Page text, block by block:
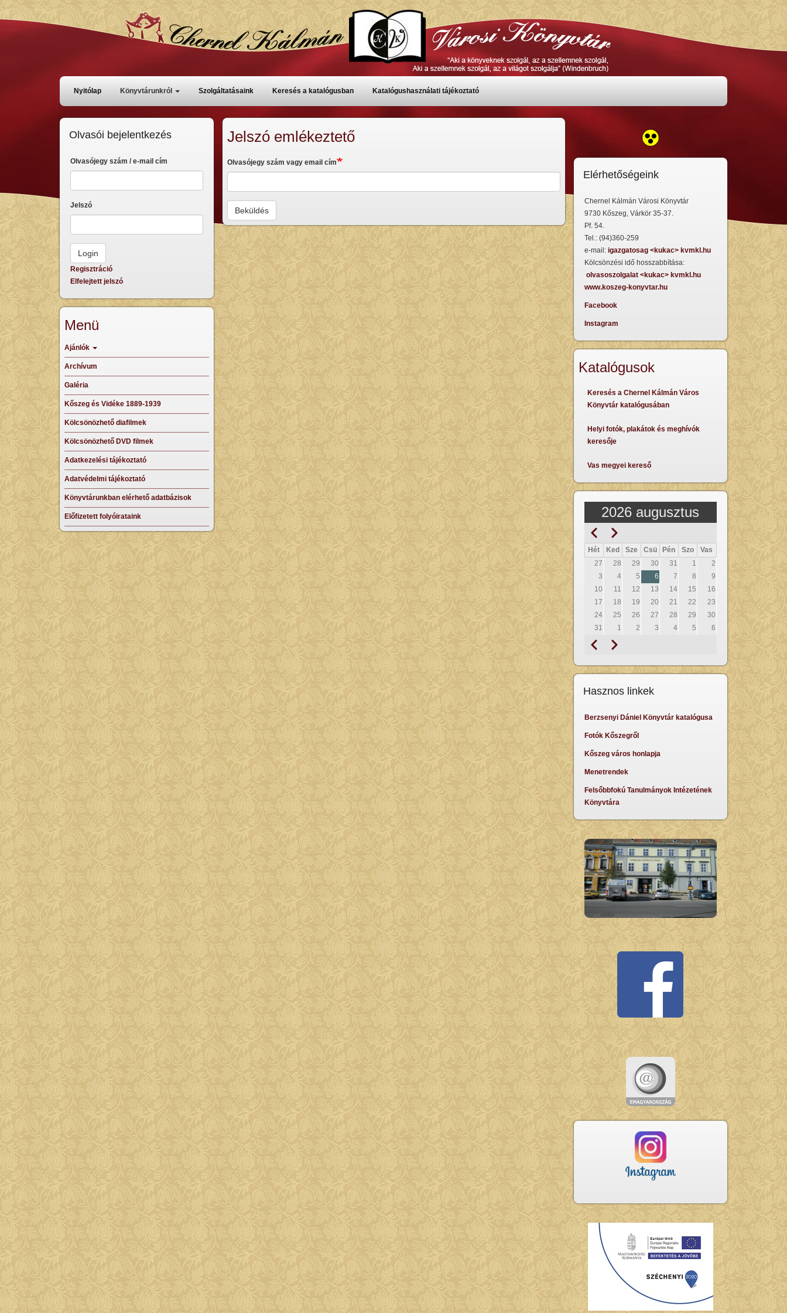
Ugrás
Főmenü
Nyitólap Könyvtárunkról Szolgáltatásaink Keresés a katalógusban Katalógushasználati tájékoztató
Jelszó emlékeztető
Olvasójegy szám vagy email cím
Olvasói bejelentkezés
Olvasójegy szám / e-mail cím
Jelszó
Regisztráció
Elfelejtett jelszó
Menü
Ajánlók
Archívum
Galéria
Kőszeg és Vidéke 1889-1939
Kölcsönözhető diafilmek
Kölcsönözhető DVD filmek
Adatkezelési tájékoztató
Adatvédelmi tájékoztató
Könyvtárunkban elérhető adatbázisok
Előfizetett folyóirataink
Elérhetőségeink
Chernel Kálmán Városi Könyvtár
9730 Kőszeg, Várkör 35-37.
Pf. 54.
Tel.: (94)360-259
e-mail: igazgatosag <kukac> kvmkl.hu
Kölcsönzési idő hosszabbítása:
olvasoszolgalat <kukac> kvmkl.hu
www.koszeg-konyvtar.hu
Facebook
Instagram
Katalógusok
Keresés a Chernel Kálmán Város
Könyvtár katalógusában
Helyi fotók, plakátok és meghívók
keresője
Vas megyei kereső
2026 augusztus
Oldalszámozás
Előző Következő
Hét Ked Sze Csü Pén Szo
Vas
27
28 29 30 31 1
2
3
4 5 6 7 8
9
10
11 12 13 14 15
16
17
18 19 20 21 22
23
24
25 26 27 28 29
30
31
1 2 3 4 5 6
Oldalszámozás
Előző Következő
Hasznos linkek
Berzsenyi Dániel Könyvtár katalógusa
Fotók Kőszegről
Kőszeg város honlapja
Menetrendek
Felsőbbfokú Tanulmányok Intézetének
Könyvtára